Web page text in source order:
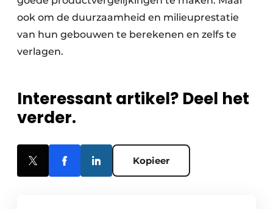
ook om de duurzaamheid en milieuprestatie
van hun gebouwen te berekenen en zelfs te
verlagen.
Interessant artikel? Deel het
verder.
Kopieer